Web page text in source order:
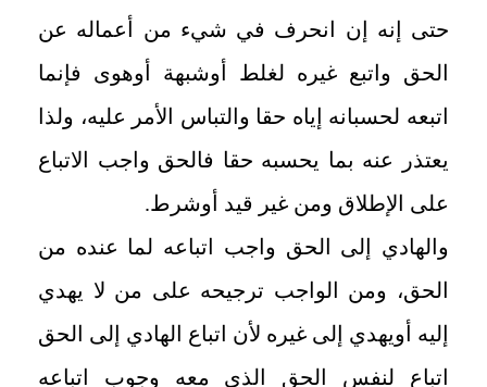
حتى إنه إن انحرف في شيء من أعماله عن
الحق واتبع غيره لغلط أوشبهة أوهوى فإنما
اتبعه لحسبانه إياه حقا والتباس الأمر عليه، ولذا
يعتذر عنه بما يحسبه حقا فالحق واجب الاتباع
على الإطلاق ومن غير قيد أوشرط.
والهادي إلى الحق واجب اتباعه لما عنده من
الحق، ومن الواجب ترجيحه على من لا يهدي
إليه أويهدي إلى غيره لأن اتباع الهادي إلى الحق
اتباع لنفس الحق الذي معه وجوب اتباعه